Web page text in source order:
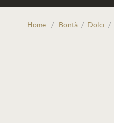
Home / Bontà / Dolci /